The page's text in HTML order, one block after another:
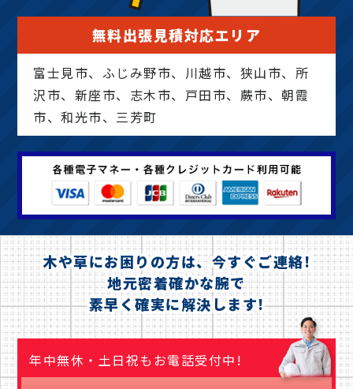
無料出張見積対応エリア
富士見市、ふじみ野市、川越市、狭山市、所
沢市、新座市、志木市、戸田市、蕨市、朝霞
市、和光市、三芳町
木や草にお困りの方は、今すぐご連絡!
地元密着確かな腕で
素早く確実に解決します!
年中無休・土日祝もお電話受付中!